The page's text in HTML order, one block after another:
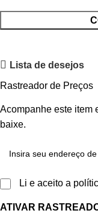
Lista de desejos
Rastreador de Preços
Acompanhe este item
baixe.
Li e aceito a
ATIVAR